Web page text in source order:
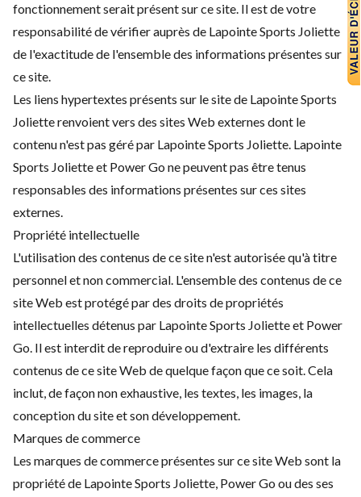
fonctionnement serait présent sur ce site. Il est de votre
responsabilité de vérifier auprès de Lapointe Sports Joliette
de l'exactitude de l'ensemble des informations présentes sur
ce site.
Les liens hypertextes présents sur le site de Lapointe Sports
Joliette renvoient vers des sites Web externes dont le
contenu n'est pas géré par Lapointe Sports Joliette. Lapointe
Sports Joliette et Power Go ne peuvent pas être tenus
responsables des informations présentes sur ces sites
externes.
Propriété intellectuelle
L'utilisation des contenus de ce site n'est autorisée qu'à titre
personnel et non commercial. L'ensemble des contenus de ce
site Web est protégé par des droits de propriétés
intellectuelles détenus par Lapointe Sports Joliette et Power
Go. Il est interdit de reproduire ou d'extraire les différents
contenus de ce site Web de quelque façon que ce soit. Cela
inclut, de façon non exhaustive, les textes, les images, la
conception du site et son développement.
Marques de commerce
Les marques de commerce présentes sur ce site Web sont la
propriété de Lapointe Sports Joliette, Power Go ou des ses